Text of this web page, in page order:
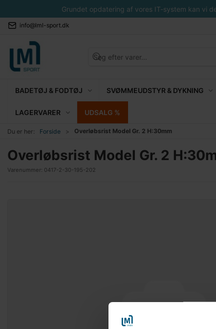
Grundet opdatering af vores IT-system kan vi
info@lml-sport.dk
BADETØJ & FODTØJ SVØMMEUDSTYR & DYKNING
LAGERVARER UDSALG %
Du er her: Forside Overløbsrist Model Gr. 2 H:30mm
Overløbsrist Model Gr. 2
Varenummer: 0417-2-30-195-202